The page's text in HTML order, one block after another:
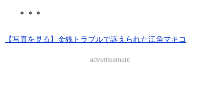
＊＊＊
【写真を見る】金銭トラブルで訴えられた江角マキコ
advertisement